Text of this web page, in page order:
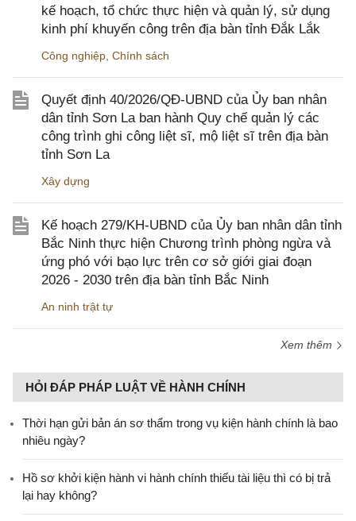
kế hoạch, tổ chức thực hiện và quản lý, sử dụng
kinh phí khuyến công trên địa bàn tỉnh Đắk Lắk
Công nghiệp Chính sách
Quyết định 40/2026/QĐ-UBND của Ủy ban nhân
dân tỉnh Sơn La ban hành Quy chế quản lý các
công trình ghi công liệt sĩ, mộ liệt sĩ trên địa bàn
tỉnh Sơn La
Xây dựng
Kế hoạch 279/KH-UBND của Ủy ban nhân dân tỉnh
Bắc Ninh thực hiện Chương trình phòng ngừa và
ứng phó với bạo lực trên cơ sở giới giai đoạn
2026 - 2030 trên địa bàn tỉnh Bắc Ninh
An ninh trật tự
Xem thêm
HỎI ĐÁP PHÁP LUẬT VỀ HÀNH CHÍNH
Thời hạn gửi bản án sơ thẩm trong vụ kiện hành chính là bao
nhiêu ngày?
Hồ sơ khởi kiện hành vi hành chính thiếu tài liệu thì có bị trả
lại hay không?